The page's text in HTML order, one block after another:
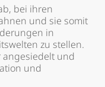
bei ihren
und sie somit
in
zu stellen.
angesiedelt und
und